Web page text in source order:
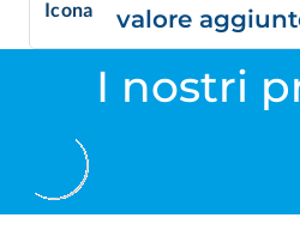
valore
I nostri